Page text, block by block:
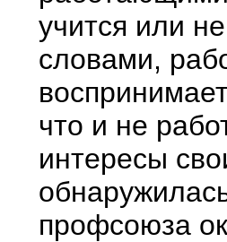
учится или
словами,
что и не
интересы
профсоюза